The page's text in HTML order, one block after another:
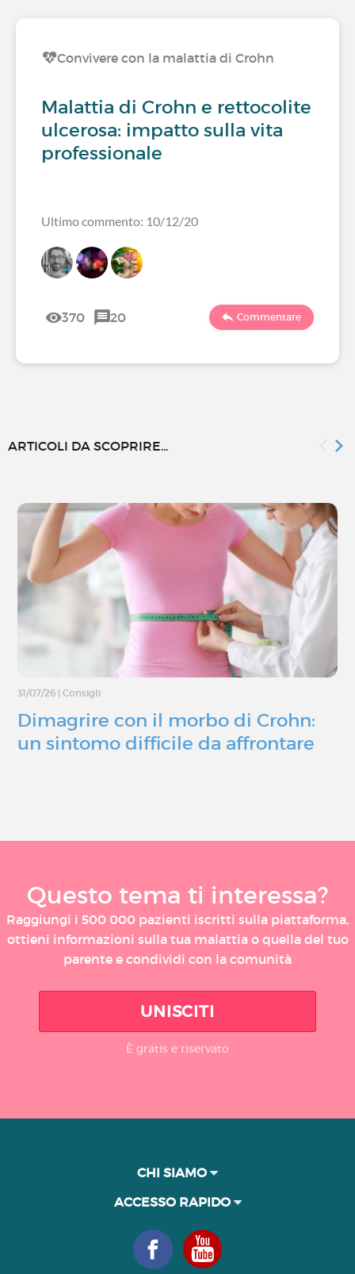
Convivere con la malattia di Crohn
Malattia di Crohn e rettocolite
ulcerosa: impatto sulla vita
professionale
Ultimo commento: 10/12/20
370 20 Commentare
ARTICOLI DA SCOPRIRE...
31/07/26 | Consigli
Dimagrire con il morbo di Crohn:
un sintomo difficile da affrontare
Questo tema ti interessa?
Raggiungi i 500 000 pazienti iscritti sulla piattaforma,
ottieni informazioni sulla tua malattia o quella del tuo
parente e condividi con la comunità
UNISCITI
È gratis e riservato
CHI SIAMO
ACCESSO RAPIDO